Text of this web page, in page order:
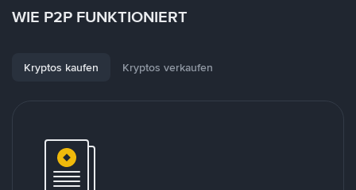
WIE P2P FUNKTIONIERT
Kryptos kaufen Kryptos verkaufen